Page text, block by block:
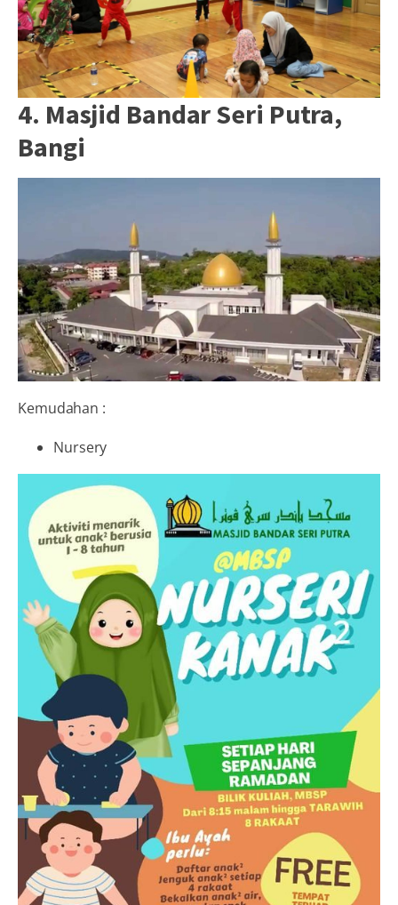
4. Masjid Bandar Seri Putra,
Bangi
Kemudahan :
Nursery